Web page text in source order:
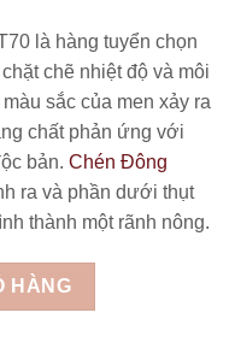
là hàng tuyển chọn
chẽ nhiệt độ và môi
sắc của men xảy ra
chất phản ứng với
bản. Chén Đông
ra và phần dưới thụt
thành một rãnh nông.
số lượng
HÀNG